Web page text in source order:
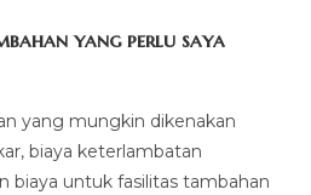
yang perlu saya
yang mungkin dikenakan
biaya keterlambatan
biaya untuk fasilitas tambahan